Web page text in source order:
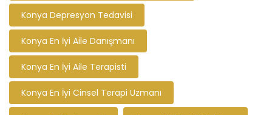
Konya Depresyon Tedavisi
Konya En İyi Aile Danışmanı
Konya En İyi Aile Terapisti
Konya En İyi Cinsel Terapi Uzmanı